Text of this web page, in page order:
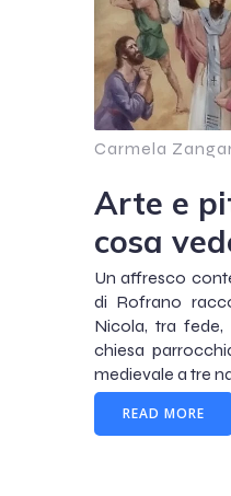
Carmela
Arte e
cosa
Un affresco
di Rofrano
Nicola, tra
chiesa
medievale a tre
READ MORE